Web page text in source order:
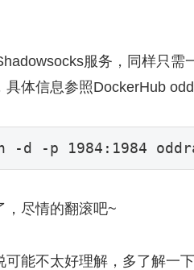
服务，同样只
具体信息参照DockerHub
-d -p 1984:1984
，尽情的翻滚吧~
可能不太好理解，多了解一